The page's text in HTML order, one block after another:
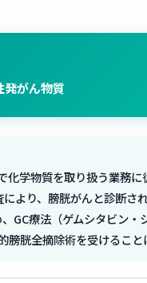
がん物質
学物質を取り扱う業務に
より、膀胱がんと診断さ
GC療法（ゲムシタビン・
胱全摘除術を受けること